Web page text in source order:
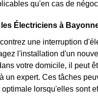
qu'en cas de
les Électriciens à
une interruption
l'installation d'un
votre domicile, il peut
un expert. Ces tâches
lorsqu'elles sont